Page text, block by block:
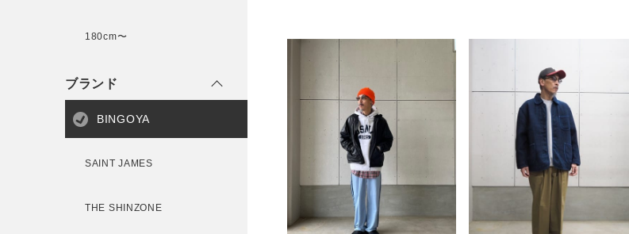
ログイン / マイページ
お気に入りアイテム
お知らせ・ご利用
お知らせ
ご利用ガイド
ギフトラッピング
お問い合わせ
この条件で絞り込む
180cm〜
ブランド
BINGOYA
SAINT JAMES
THE SHINZONE